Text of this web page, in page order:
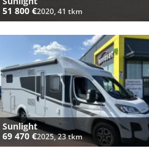
51 800 €2020, 41 tkm
Sunlight
69 470 €2025, 23 tkm